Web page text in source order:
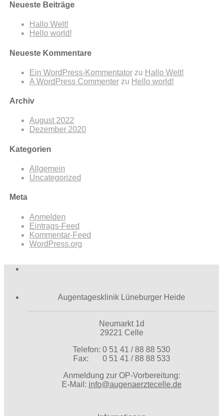
Neueste Beiträge
Hallo Welt!
Hello world!
Neueste Kommentare
Ein WordPress-Kommentatorzu Hallo Welt!
A WordPress Commenterzu Hello world!
Archiv
August 2022
Dezember 2020
Kategorien
Allgemein
Uncategorized
Meta
Anmelden
Eintrags-Feed
Kommentar-Feed
WordPress.org
Augentagesklinik Lüneburger Heide
Neumarkt 1d
29221 Celle
Telefon: 0 51 41 / 88 88 530
Fax: 0 51 41 / 88 88 533
Anmeldung zur OP-Vorbereitung:
E-Mail: info@augenaerztecelle.de